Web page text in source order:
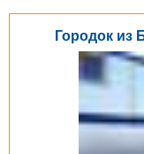
Городок из